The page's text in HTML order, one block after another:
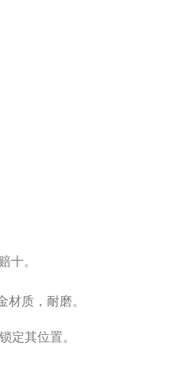
十。
材质，耐磨。
定其位置。